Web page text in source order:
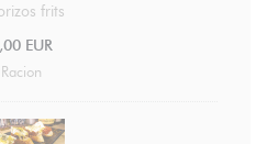
frits
EUR
Racion